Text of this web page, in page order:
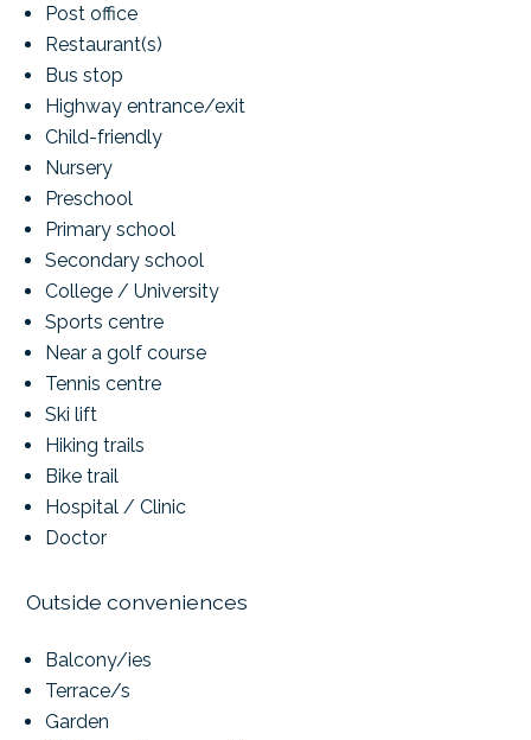
Post office
Restaurant(s)
Bus stop
Highway entrance/exit
Child-friendly
Nursery
Preschool
Primary school
Secondary school
College / University
Sports centre
Near a golf course
Tennis centre
Ski lift
Hiking trails
Bike trail
Hospital / Clinic
Doctor
Outside conveniences
Balcony/ies
Terrace/s
Garden